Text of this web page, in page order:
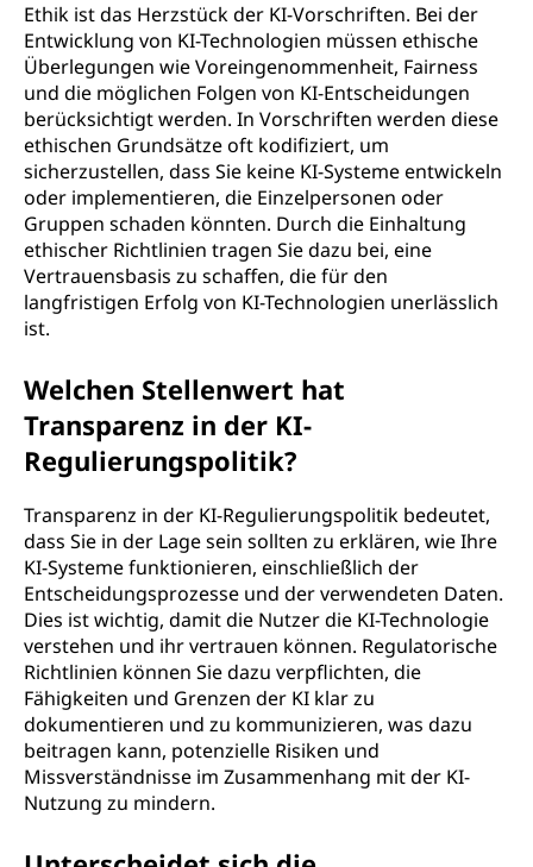
Ethik ist das Herzstück der KI-Vorschriften. Bei der
Entwicklung von KI-Technologien müssen ethische
Überlegungen wie Voreingenommenheit, Fairness
und die möglichen Folgen von KI-Entscheidungen
berücksichtigt werden. In Vorschriften werden diese
ethischen Grundsätze oft kodifiziert, um
sicherzustellen, dass Sie keine KI-Systeme entwickeln
oder implementieren, die Einzelpersonen oder
Gruppen schaden könnten. Durch die Einhaltung
ethischer Richtlinien tragen Sie dazu bei, eine
Vertrauensbasis zu schaffen, die für den
langfristigen Erfolg von KI-Technologien unerlässlich
ist.
Welchen Stellenwert hat
Transparenz in der KI-
Regulierungspolitik?
Transparenz in der KI-Regulierungspolitik bedeutet,
dass Sie in der Lage sein sollten zu erklären, wie Ihre
KI-Systeme funktionieren, einschließlich der
Entscheidungsprozesse und der verwendeten Daten.
Dies ist wichtig, damit die Nutzer die KI-Technologie
verstehen und ihr vertrauen können. Regulatorische
Richtlinien können Sie dazu verpflichten, die
Fähigkeiten und Grenzen der KI klar zu
dokumentieren und zu kommunizieren, was dazu
beitragen kann, potenzielle Risiken und
Missverständnisse im Zusammenhang mit der KI-
Nutzung zu mindern.